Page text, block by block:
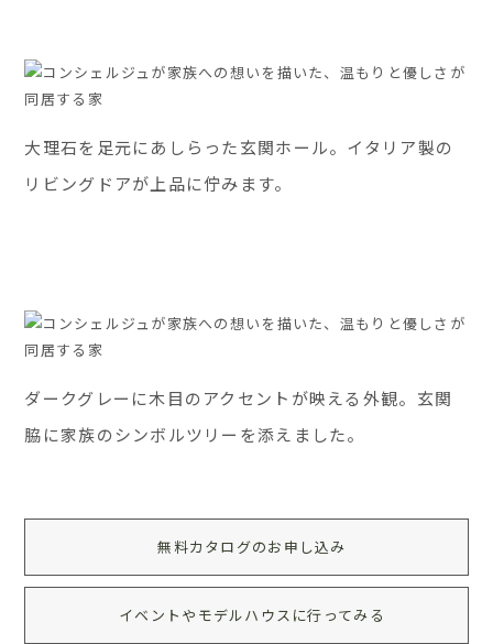
大理石を足元にあしらった玄関ホール。イタリア製の
リビングドアが上品に佇みます。
ダークグレーに木目のアクセントが映える外観。玄関
脇に家族のシンボルツリーを添えました。
無料カタログのお申し込み
イベントやモデルハウスに行ってみる